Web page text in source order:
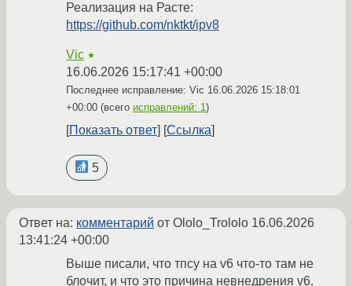
Реализация на Расте:
https://github.com/nktkt/ipv8
Vic ★
16.06.2026 15:17:41 +00:00
Последнее исправление: Vic 16.06.2026 15:18:01
+00:00 (всего исправлений: 1)
Показать ответ Ссылка
5
Ответ на: комментарий от Ololo_Trololo 16.06.2026
13:41:24 +00:00
Выше писали, что тпсу на v6 что-то там не
блочит, и что это причина невнедрения v6.